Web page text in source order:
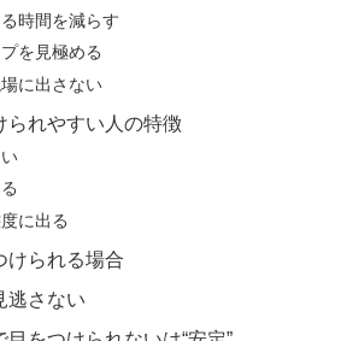
時間を減らす
を見極める
に出さない
られやすい人の特徴
に出る
けられる場合
逃さない